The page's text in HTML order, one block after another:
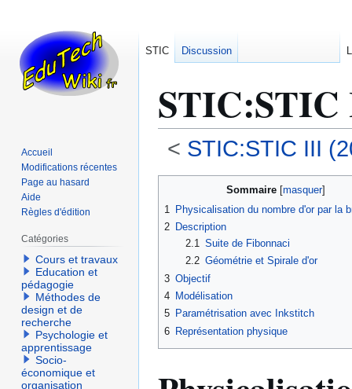
STIC:STIC
< STIC:STIC III
navigation
recherche
Sommaire
1
Physicalisation du nombre d'or par la
2 Description
2.1
Suite de Fibonnaci
2.2 Géométrie et Spirale d'or
3 Objectif
4 Modélisation
5 Paramétrisation avec Inkstitch
6 Représentation physique
STIC Discussion
Accueil
Modifications récentes
Page au hasard
Aide
Règles d'édition
Catégories
Cours et travaux
Education et
pédagogie
Méthodes de
design et de
recherche
Psychologie et
apprentissage
Socio-
économique et
organisation